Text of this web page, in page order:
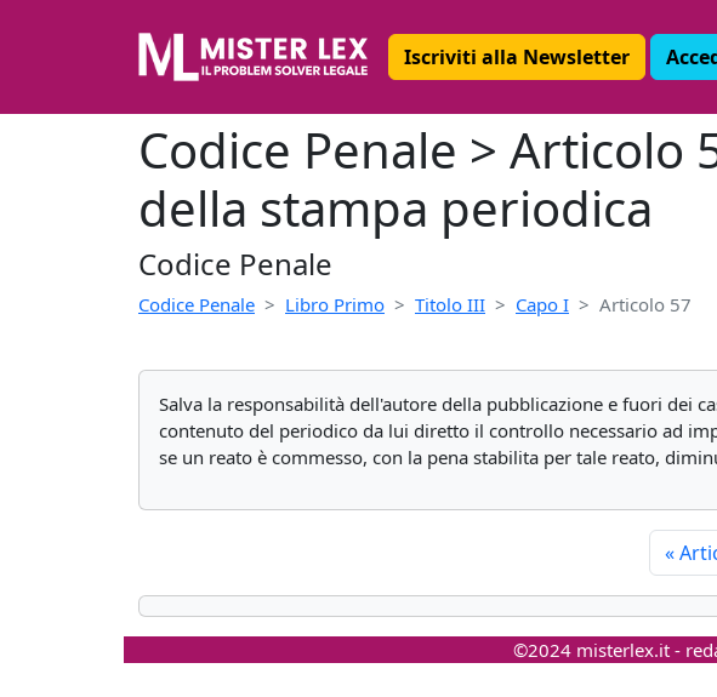
Iscriviti alla Newsletter
Codice Penale > Articolo
della stampa periodica
Codice Penale
Codice Penale Libro Primo Titolo III Capo I Articolo 57
Salva la responsabilità dell'autore della pubblicazione e fuori dei
contenuto del periodico da lui diretto il controllo necessario ad
se un reato è commesso, con la pena stabilita per tale reato,
«
©2024 misterlex.it -